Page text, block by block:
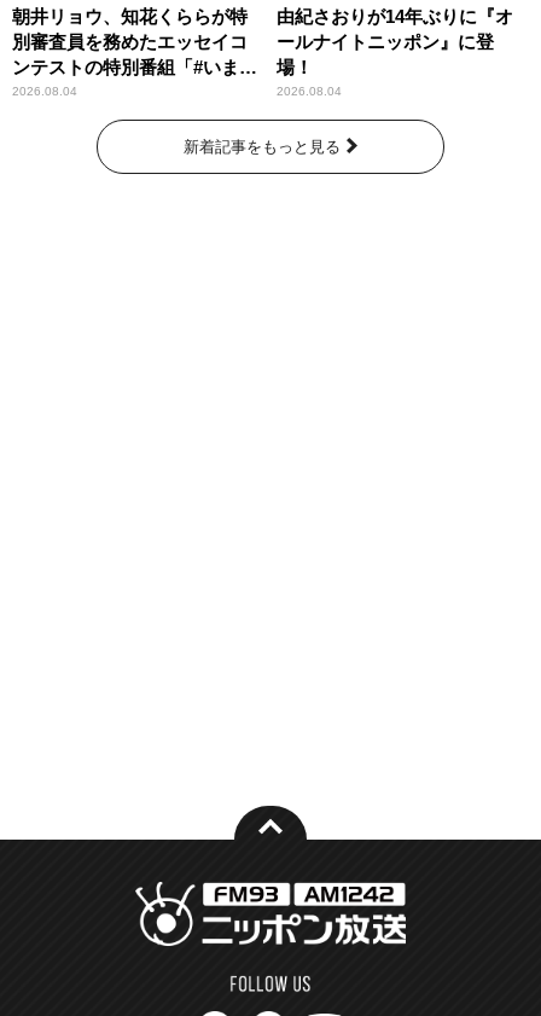
朝井リョウ、知花くららが特
別審査員を務めたエッセイコ
ンテストの特別番組「#いまあ
なたに伝えたいこと」
2026.08.04
由紀さおりが14年ぶりに『オ
ールナイトニッポン』に登
場！
2026.08.04
新着記事をもっと見る